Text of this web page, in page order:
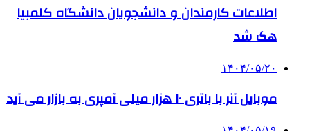
اطلاعات کارمندان و دانشجویان دانشگاه کلمبیا
هک شد
۱۴۰۴/۰۵/۲۰
موبایل آنر با باتری ۱۰ هزار میلی آمپری به بازار می آید